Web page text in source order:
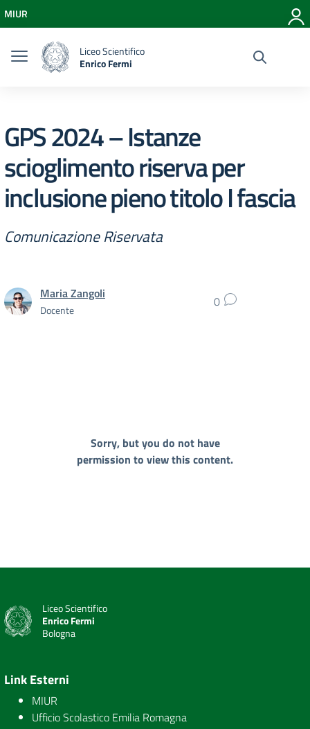
Vai al menu di navigazione
Vai al footer
MIUR
Liceo Scientifico
Enrico Fermi
GPS 2024 – Istanze
scioglimento riserva per
inclusione pieno titolo I fascia
Comunicazione Riservata
Maria Zangoli
Docente 0
Sorry, but you do not have
permission to view this content.
Liceo Scientifico
Enrico Fermi
Bologna
Link Esterni
MIUR
Ufficio Scolastico Emilia Romagna